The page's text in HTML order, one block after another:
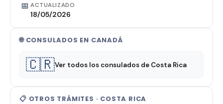
📅 ACTUALIZADO
18/05/2026
🌐 CONSULADOS EN CANADÁ
🇨🇷Ver todos los consulados de Costa Rica
📋 OTROS TRÁMITES · COSTA RICA